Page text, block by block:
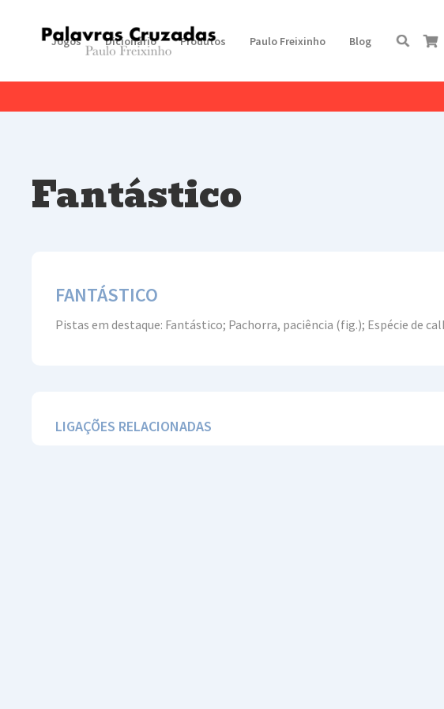
Jogos Dicionário Produtos Paulo Freixinho Blog
Fantástico
FANTÁSTICO
Pistas em destaque: Fantástico; Pachorra, paciência (fig.); Espécie de
LIGAÇÕES RELACIONADAS